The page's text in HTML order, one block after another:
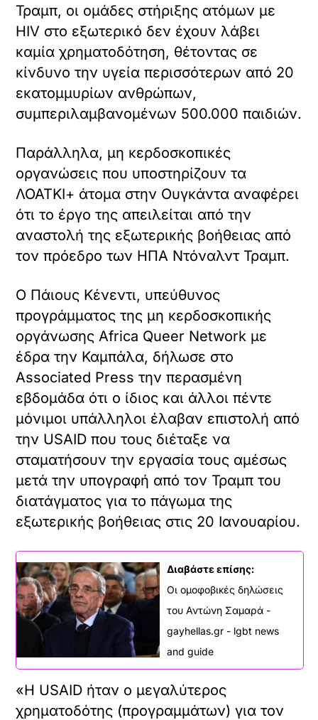
Τραμπ, οι ομάδες στήριξης ατόμων με
HIV στο εξωτερικό δεν έχουν λάβει
καμία χρηματοδότηση, θέτοντας σε
κίνδυνο την υγεία περισσότερων από 20
εκατομμυρίων ανθρώπων,
συμπεριλαμβανομένων 500.000 παιδιών.
Παράλληλα, μη κερδοσκοπικές
οργανώσεις που υποστηρίζουν τα
ΛΟΑΤΚΙ+ άτομα στην Ουγκάντα αναφέρει
ότι το έργο της απειλείται από την
αναστολή της εξωτερικής βοήθειας από
τον πρόεδρο των ΗΠΑ Ντόναλντ Τραμπ.
Ο Πάιους Κένεντι, υπεύθυνος
προγράμματος της μη κερδοσκοπικής
οργάνωσης Africa Queer Network με
έδρα την Καμπάλα, δήλωσε στο
Associated Press την περασμένη
εβδομάδα ότι ο ίδιος και άλλοι πέντε
μόνιμοι υπάλληλοι έλαβαν επιστολή από
την USAID που τους διέταξε να
σταματήσουν την εργασία τους αμέσως
μετά την υπογραφή από τον Τραμπ του
διατάγματος για το πάγωμα της
εξωτερικής βοήθειας στις 20 Ιανουαρίου.
Διαβάστε επίσης:
Οι ομοφοβικές δηλώσεις
του Αντώνη Σαμαρά -
gayhellas.gr - lgbt news
and guide
«Η USAID ήταν ο μεγαλύτερος
χρηματοδότης (προγραμμάτων) για τον